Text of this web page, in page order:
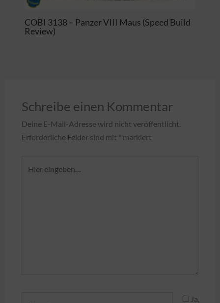
COBI 3138 – Panzer VIII Maus (Speed Build
Review)
Schreibe einen Kommentar
Deine E-Mail-Adresse wird nicht veröffentlicht.
Erforderliche Felder sind mit * markiert
eingeben…
Ja,